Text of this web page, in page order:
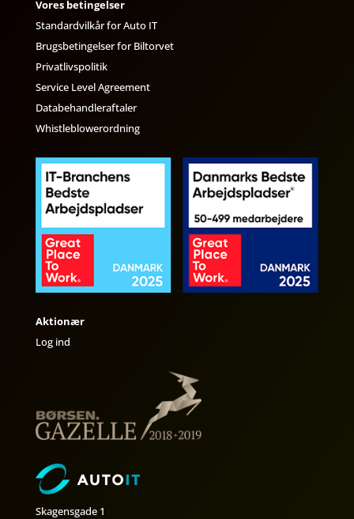
Vores betingelser
Standardvilkår for Auto IT
Brugsbetingelser for Biltorvet
Privatlivspolitik
Service Level Agreement
Databehandleraftaler
Whistleblowerordning
Aktionær
Log ind
Skagensgade 1